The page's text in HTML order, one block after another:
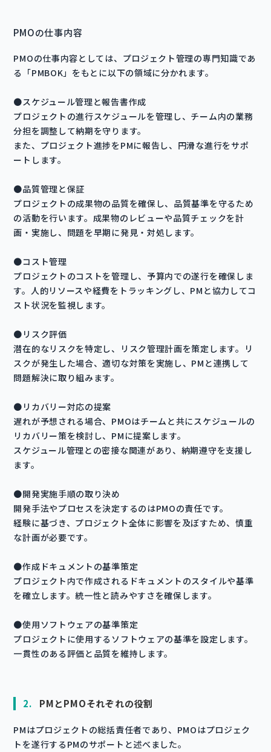
PMOの仕事内容
PMOの仕事内容としては、プロジェクト管理の専門知識であ
る「PMBOK」をもとに以下の領域に分かれます。
●スケジュール管理と報告書作成
プロジェクトの進行スケジュールを管理し、チーム内の業務
分担を調整して納期を守ります。
また、プロジェクト進捗をPMに報告し、円滑な進行をサポ
ートします。
●品質管理と保証
プロジェクトの成果物の品質を確保し、品質基準を守るため
の活動を行います。成果物のレビューや品質チェックを計
画・実施し、問題を早期に発見・対処します。
●コスト管理
プロジェクトのコストを管理し、予算内での遂行を確保しま
す。人的リソースや経費をトラッキングし、PMと協力してコ
スト状況を監視します。
●リスク評価
潜在的なリスクを特定し、リスク管理計画を策定します。リ
スクが発生した場合、適切な対策を実施し、PMと連携して
問題解決に取り組みます。
●リカバリー対応の提案
遅れが予想される場合、PMOはチームと共にスケジュールの
リカバリー策を検討し、PMに提案します。
スケジュール管理との密接な関連があり、納期遵守を支援し
ます。
●開発実施手順の取り決め
開発手法やプロセスを決定するのはPMOの責任です。
経験に基づき、プロジェクト全体に影響を及ぼすため、慎重
な計画が必要です。
●作成ドキュメントの基準策定
プロジェクト内で作成されるドキュメントのスタイルや基準
を確立します。統一性と読みやすさを確保します。
●使用ソフトウェアの基準策定
プロジェクトに使用するソフトウェアの基準を設定します。
一貫性のある評価と品質を維持します。
2. PMとPMOそれぞれの役割
PMはプロジェクトの総括責任者であり、PMOはプロジェク
トを遂行するPMのサポートと述べました。